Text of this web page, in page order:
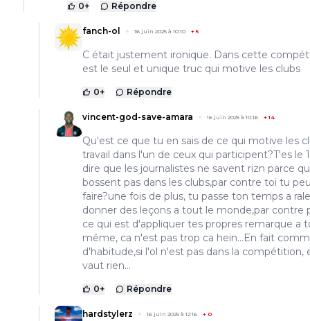
0+ Répondre
fanch-ol 16 juin 2025 à 10:10 +5
C était justement ironique. Dans cette
est le seul et unique truc qui motive les clubs
0+ Répondre
vincent-god-save-amara 16 juin 2025 à 10:16 +14
Qu'est ce que tu en sais de ce qui motive les
travail dans l'un de ceux qui participent?T'es le
dire que les journalistes ne savent rizn parce
bossent pas dans les clubs,par contre toi tu
faire?une fois de plus, tu passe ton temps a
donner des leçons a tout le monde,par contre
ce qui est d'appliquer tes propres remarque a
même, ca n'est pas trop ca hein...En fait
d'habitude,si l'ol n'est pas dans la compétition,
vaut rien...
0+ Répondre
hardstylerz 16 juin 2025 à 12:16 + 0